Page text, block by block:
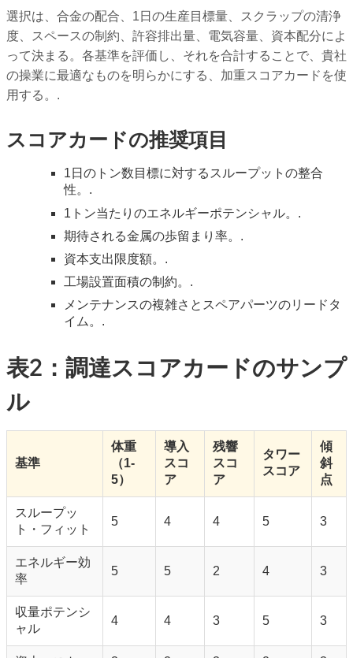
選択は、合金の配合、1日の生産目標量、スクラップの清浄
度、スペースの制約、許容排出量、電気容量、資本配分によ
って決まる。各基準を評価し、それを合計することで、貴社
の操業に最適なものを明らかにする、加重スコアカードを使
用する。.
スコアカードの推奨項目
1日のトン数目標に対するスループットの整合
性。.
1トン当たりのエネルギーポテンシャル。.
期待される金属の歩留まり率。.
資本支出限度額。.
工場設置面積の制約。.
メンテナンスの複雑さとスペアパーツのリードタ
イム。.
表2：調達スコアカードのサンプ
ル
基準
体重
（1-
5）
導入
スコ
ア
残響
スコ
ア
タワー
スコア
傾
斜
点
スループッ
ト・フィット
5 4 4 5 3
エネルギー効
率
5 5 2 4 3
収量ポテンシ
ャル
4 4 3 5 3